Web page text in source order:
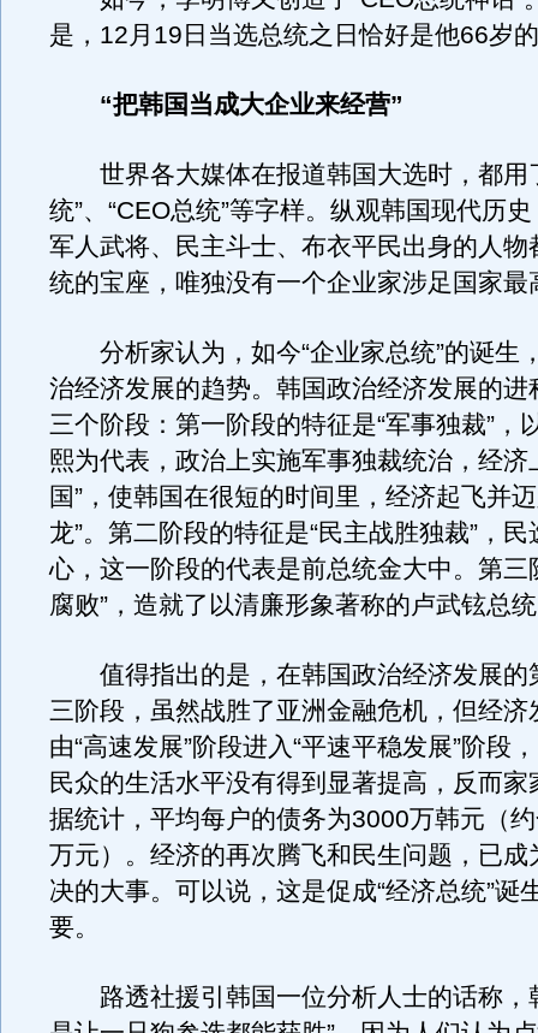
是，12月19日当选总统之日恰好是他66岁
“把韩国当成大企业来经营”
世界各大媒体在报道韩国大选时，都用
统”、“CEO总统”等字样。纵观韩国现代历
军人武将、民主斗士、布衣平民出身的人物
统的宝座，唯独没有一个企业家涉足国家最
分析家认为，如今“企业家总统”的诞生
治经济发展的趋势。韩国政治经济发展的进
三个阶段：第一阶段的特征是“军事独裁”，
熙为代表，政治上实施军事独裁统治，经济
国”，使韩国在很短的时间里，经济起飞并
龙”。第二阶段的特征是“民主战胜独裁”，
心，这一阶段的代表是前总统金大中。第三
腐败”，造就了以清廉形象著称的卢武铉总
值得指出的是，在韩国政治经济发展的
三阶段，虽然战胜了亚洲金融危机，但经济
由“高速发展”阶段进入“平速平稳发展”阶段
民众的生活水平没有得到显著提高，反而家
据统计，平均每户的债务为3000万韩元（
万元）。经济的再次腾飞和民生问题，已成
决的大事。可以说，这是促成“经济总统”诞
要。
路透社援引韩国一位分析人士的话称，